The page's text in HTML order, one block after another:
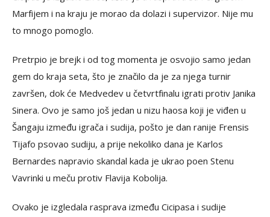
Marfijem i na kraju je morao da dolazi i supervizor. Nije mu
to mnogo pomoglo.
Pretrpio je brejk i od tog momenta je osvojio samo jedan
gem do kraja seta, što je značilo da je za njega turnir
završen, dok će Medvedev u četvrtfinalu igrati protiv Janika
Sinera. Ovo je samo još jedan u nizu haosa koji je viđen u
Šangaju između igrača i sudija, pošto je dan ranije Frensis
Tijafo psovao sudiju, a prije nekoliko dana je Karlos
Bernardes napravio skandal kada je ukrao poen Stenu
Vavrinki u meču protiv Flavija Kobolija.
Ovako je izgledala rasprava između Cicipasa i sudije